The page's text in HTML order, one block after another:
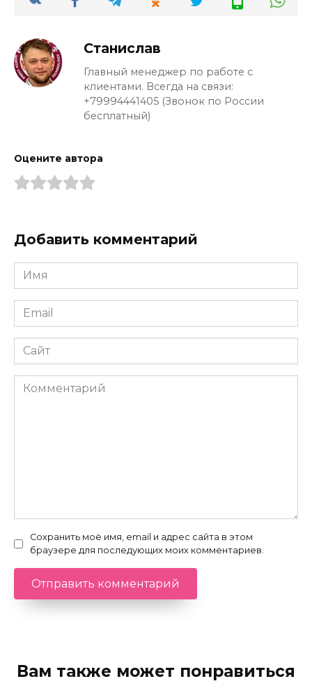
Станислав
Главный менеджер по работе с
клиентами. Всегда на связи:
+79994441405 (Звонок по России
бесплатный)
Оцените автора
Добавить комментарий
Имя
*
Email
*
Сайт
Комментарий
Сохранить моё имя, email и адрес сайта в этом
браузере для последующих моих комментариев.
Вам также может понравиться